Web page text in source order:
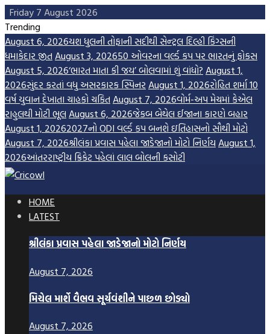
Skip
to
content
Friday 7 August 2026
Trending
August 6, 2026યશ ધુલની તોફાની સદીથી સેન્ટ્રલ દિલ્હી કિંગ્સની
ધમાકેદાર જીત August 3, 202650 ઓવરના વર્લ્ડ કપ પર ભારતનું ફોકસ
August 5, 2026‘ભારત માતા કી જય’ બોલવામાં શું વાંધો? August 1,
2026સુંદર કરતાં વધુ અસરકારક સ્પિનર August 1, 2026રોહિત શર્મા 10
વર્ષ યુવાન દેખાતા ચાહકો ચકિત August 7, 2026વોર્મ-અપ મેચમાં કેએલ
રાહુલથી મોટી ભૂલ August 6, 2026જેકબ બેથેલ ઈજાના કારણે બહાર
August 1, 20262027નો ODI વર્લ્ડ કપ બનશે ઇતિહાસનો સૌથી મોટો
August 7, 2026શ્રીલંકા પ્રવાસ પહેલા જાડેજાનો મોટો નિર્ણય August 1,
2026આંતરરાષ્ટ્રીય ક્રિકેટ પહેલાં લાલ બોલની કસોટી
HOME
LATEST
શ્રીલંકા પ્રવાસ પહેલા જાડેજાનો મોટો નિર્ણય
August 7, 2026
મિચેલ માર્શે વૈભવ સૂર્યવંશીને પાછળ છોડ્યો
August 7, 2026